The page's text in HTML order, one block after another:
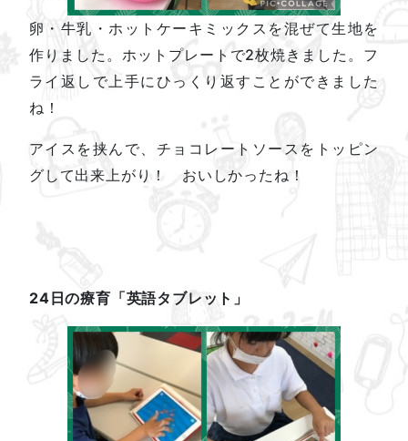
卵・牛乳・ホットケーキミックスを混ぜて生地を
作りました。ホットプレートで2枚焼きました。フ
ライ返しで上手にひっくり返すことができました
ね！
アイスを挟んで、チョコレートソースをトッピン
グして出来上がり！ おいしかったね！
24日の療育「英語タブレット」